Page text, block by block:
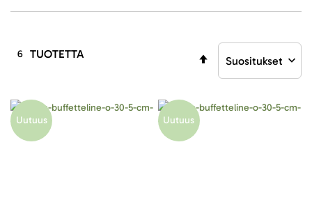
6 TUOTETTA
Aseta
Uutuus Uutuus